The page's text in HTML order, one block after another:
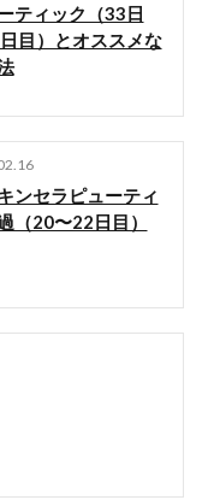
ティック（33日
目）とオススメな
ンセラピューティ
（20〜22日目）